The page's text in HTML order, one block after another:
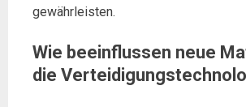
gewährleisten.
Wie beeinflussen neue
die